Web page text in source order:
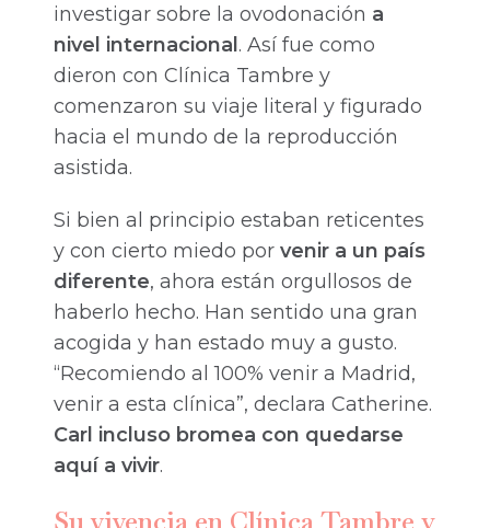
investigar sobre la ovodonación a
nivel internacional . Así fue como
dieron con Clínica Tambre y
comenzaron su viaje literal y figurado
hacia el mundo de la reproducción
asistida.
Si bien al principio estaban reticentes
y con cierto miedo por venir a un país
diferente, ahora están orgullosos de
haberlo hecho. Han sentido una gran
acogida y han estado muy a gusto.
“Recomiendo al 100% venir a Madrid,
venir a esta clínica”, declara Catherine.
Carl incluso bromea con quedarse
aquí a vivir.
Su vivencia en Clínica Tambre y